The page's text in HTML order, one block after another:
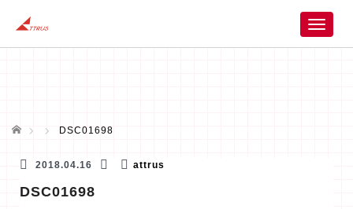
T
ホーム DSC01698
2018.04.16 attrus
DSC01698